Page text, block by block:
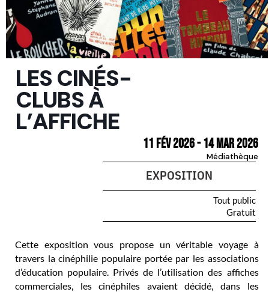
LES CINÉS-
CLUBS À
L’AFFICHE
11 Fév 2026- 14 Mar 2026
Médiathèque
EXPOSITION
Tout public
Gratuit
Cette exposition vous propose un véritable voyage à
travers la cinéphilie populaire portée par les associations
d’éducation populaire. Privés de l’utilisation des affiches
commerciales, les cinéphiles avaient décidé, dans les